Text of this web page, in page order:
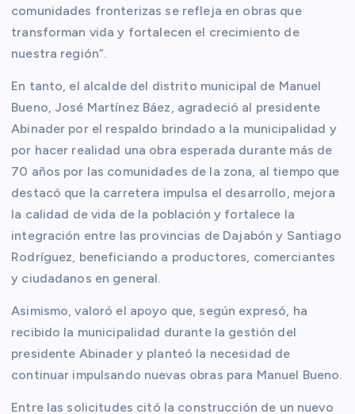
comunidades fronterizas se refleja en obras que
transforman vida y fortalecen el crecimiento de
nuestra región”.
En tanto, el alcalde del distrito municipal de Manuel
Bueno, José Martínez Báez, agradeció al presidente
Abinader por el respaldo brindado a la municipalidad y
por hacer realidad una obra esperada durante más de
70 años por las comunidades de la zona, al tiempo que
destacó que la carretera impulsa el desarrollo, mejora
la calidad de vida de la población y fortalece la
integración entre las provincias de Dajabón y Santiago
Rodríguez, beneficiando a productores, comerciantes
y ciudadanos en general.
Asimismo, valoró el apoyo que, según expresó, ha
recibido la municipalidad durante la gestión del
presidente Abinader y planteó la necesidad de
continuar impulsando nuevas obras para Manuel Bueno.
Entre las solicitudes citó la construcción de un nuevo